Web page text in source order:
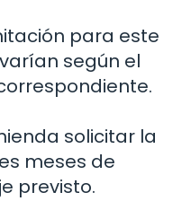
para este
según el
solicitar la
meses de
previsto.